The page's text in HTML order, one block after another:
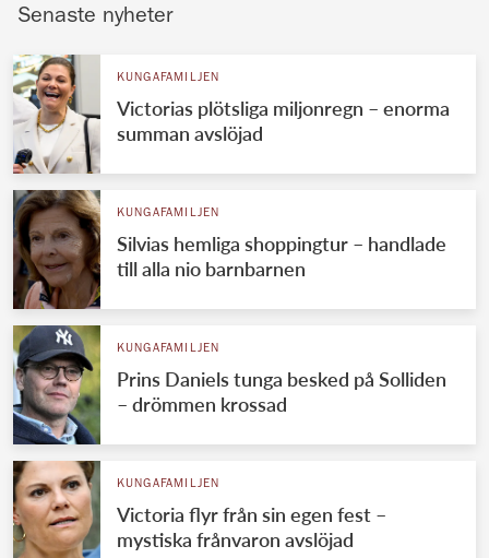
Senaste nyheter
KUNGAFAMILJEN
Victorias plötsliga miljonregn – enorma
summan avslöjad
KUNGAFAMILJEN
Silvias hemliga shoppingtur – handlade
till alla nio barnbarnen
KUNGAFAMILJEN
Prins Daniels tunga besked på Solliden
– drömmen krossad
KUNGAFAMILJEN
Victoria flyr från sin egen fest –
mystiska frånvaron avslöjad